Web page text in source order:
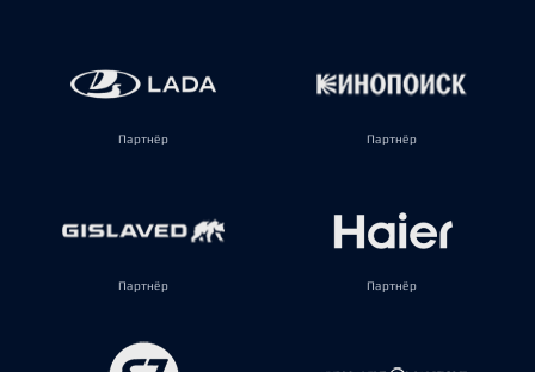
Партнёр Партнёр
Партнёр Партнёр